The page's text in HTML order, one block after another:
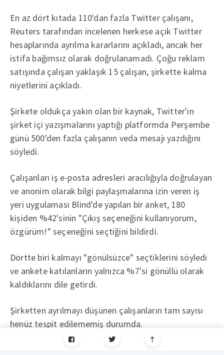
En az dört kıtada 110'dan fazla Twitter çalışanı,
Reuters tarafından incelenen herkese açık Twitter
hesaplarında ayrılma kararlarını açıkladı, ancak her
istifa bağımsız olarak doğrulanamadı. Çoğu reklam
satışında çalışan yaklaşık 15 çalışan, şirkette kalma
niyetlerini açıkladı.
Şirkete oldukça yakın olan bir kaynak, Twitter'ın
şirket içi yazışmalarını yaptığı platformda Perşembe
günü 500'den fazla çalışanın veda mesajı yazdığını
söyledi.
Çalışanları iş e-posta adresleri aracılığıyla doğrulayan
ve anonim olarak bilgi paylaşmalarına izin veren iş
yeri uygulaması Blind'de yapılan bir anket, 180
kişiden %42'sinin "Çıkış seçeneğini kullanıyorum,
özgürüm!" seçeneğini seçtiğini bildirdi.
Dörtte biri kalmayı "gönülsüzce" seçtiklerini söyledi
ve ankete katılanların yalnızca %7'si gönüllü olarak
kaldıklarını dile getirdi.
Şirketten ayrılmayı düşünen çalışanların tam sayısı
henüz tespit edilememiş durumda.